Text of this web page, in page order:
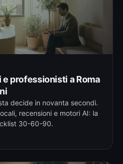
e professionisti a Roma
decide in novanta secondi.
recensioni e motori AI: la
30-60-90.